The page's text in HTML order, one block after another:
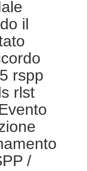
e CSP/CSE
tutti con nuovo
Rischio Online
datore di lavoro
il
rspp
rlst
/